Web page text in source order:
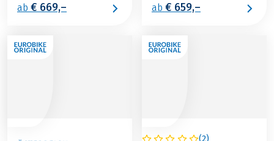
ab € 669,–
ab € 659,–
(2)